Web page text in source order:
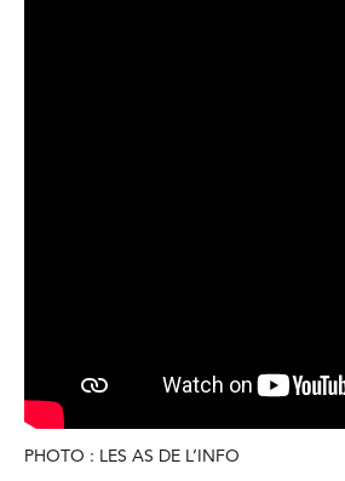
PHOTO : LES AS DE L’INFO